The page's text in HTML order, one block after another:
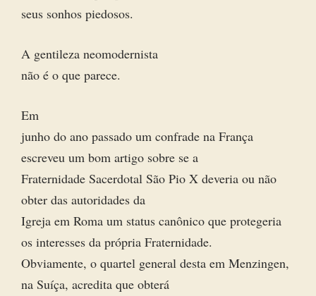
seus sonhos piedosos.
A gentileza neomodernista
não é o que parece.
Em
junho do ano passado um confrade na França
escreveu um bom artigo sobre se a
Fraternidade Sacerdotal São Pio X deveria ou não
obter das autoridades da
Igreja em Roma um status canônico que protegeria
os interesses da própria Fraternidade.
Obviamente, o quartel general desta em Menzingen,
na Suíça, acredita que obterá